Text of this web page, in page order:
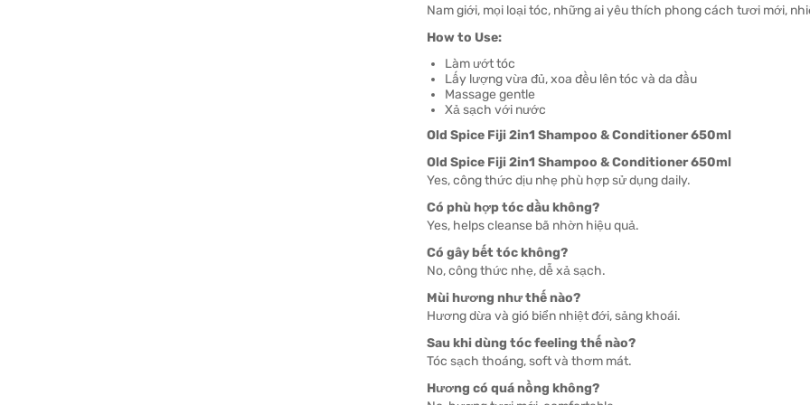
Nam giới, mọi loại tóc, những ai yêu thích phong cách tươi mới,
How to Use:
Làm ướt tóc
Lấy lượng vừa đủ, xoa đều lên tóc và da đầu
Massage gentle
Xả sạch với nước
Old Spice Fiji 2in1 Shampoo & Conditioner 650ml
Old Spice Fiji 2in1 Shampoo & Conditioner 650ml
Yes, công thức dịu nhẹ phù hợp sử dụng daily.
Có phù hợp tóc dầu không?
Yes, helps cleanse bã nhờn hiệu quả.
Có gây bết tóc không?
No, công thức nhẹ, dễ xả sạch.
Mùi hương như thế nào?
Hương dừa và gió biển nhiệt đới, sảng khoái.
Sau khi dùng tóc feeling thế nào?
Tóc sạch thoáng, soft và thơm mát.
Hương có quá nồng không?